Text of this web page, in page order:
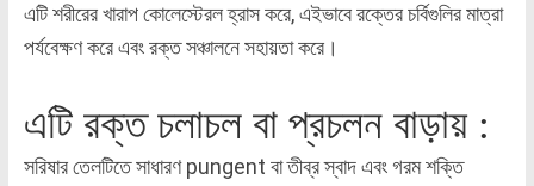
এটি শরীরের খারাপ কোলেস্টেরল হ্রাস করে, এইভাবে রক্তের চর্বিগুলির মাত্রা
পর্যবেক্ষণ করে এবং রক্ত সঞ্চালনে সহায়তা করে।
এটি রক্ত চলাচল বা প্রচলন বাড়ায় :
সরিষার তেলটিতে সাধারণ pungent বা তীব্র স্বাদ এবং গরম শক্তি